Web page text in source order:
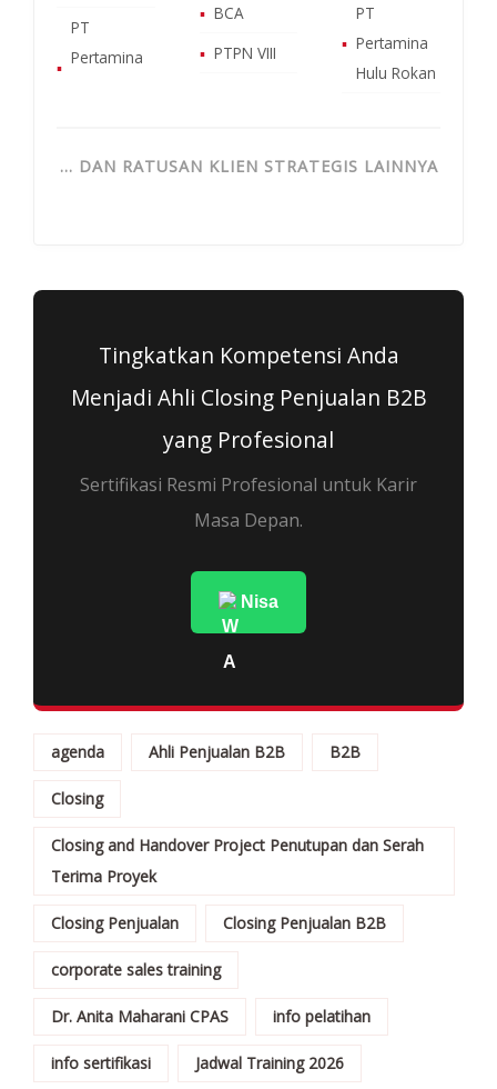
▪
PT
Pertamina
▪ BCA
▪ PTPN VIII ▪
PT
Pertamina
Hulu Rokan
… DAN RATUSAN KLIEN STRATEGIS LAINNYA
Tingkatkan Kompetensi Anda
Menjadi Ahli Closing Penjualan B2B
yang Profesional
Sertifikasi Resmi Profesional untuk Karir
Masa Depan.
Nisa
agenda Ahli Penjualan B2B B2B
Closing
Closing and Handover Project Penutupan dan Serah
Terima Proyek
Closing Penjualan Closing Penjualan B2B
corporate sales training
Dr. Anita Maharani CPAS info pelatihan
info sertifikasi Jadwal Training 2026